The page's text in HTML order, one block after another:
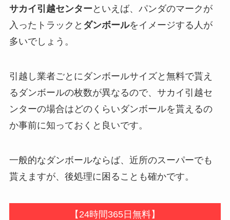
サカイ引越センター といえば、パンダのマークが
入ったトラックと ダンボールをイメージする人が
多いでしょう。
引越し業者ごとにダンボールサイズと無料で貰え
るダンボールの枚数が異なるので、サカイ引越セ
ンターの場合はどのくらいダンボールを貰えるの
か事前に知っておくと良いです。
一般的なダンボールならば、近所のスーパーでも
貰えますが、後処理に困ることも確かです。
【24時間365日無料】